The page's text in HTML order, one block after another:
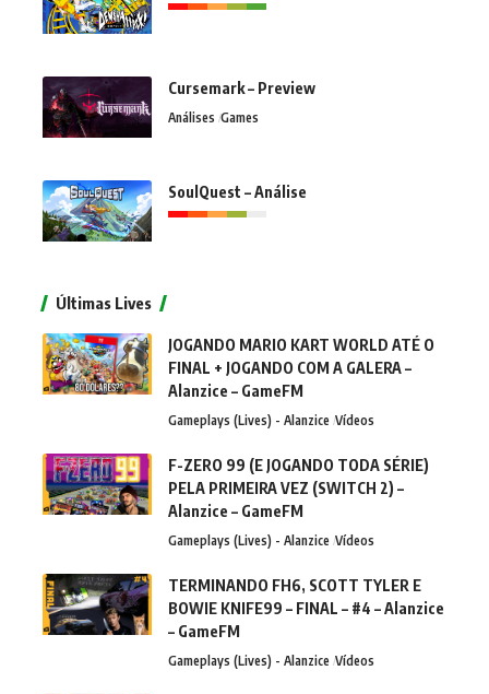
Cursemark – Preview
Análises Games
SoulQuest – Análise
Últimas Lives
JOGANDO MARIO KART WORLD ATÉ O
FINAL + JOGANDO COM A GALERA –
Alanzice – GameFM
Gameplays (Lives) - Alanzice Vídeos
F-ZERO 99 (E JOGANDO TODA SÉRIE)
PELA PRIMEIRA VEZ (SWITCH 2) –
Alanzice – GameFM
Gameplays (Lives) - Alanzice Vídeos
TERMINANDO FH6, SCOTT TYLER E
BOWIE KNIFE99 – FINAL – #4 – Alanzice
– GameFM
Gameplays (Lives) - Alanzice Vídeos